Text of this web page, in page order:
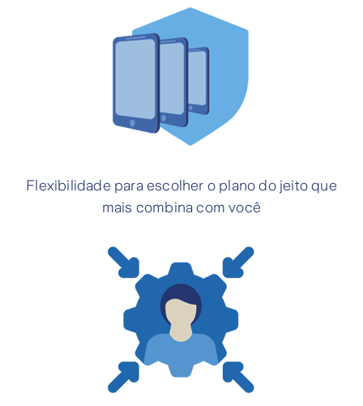
Flexibilidade para escolher o plano do jeito que
mais combina com você